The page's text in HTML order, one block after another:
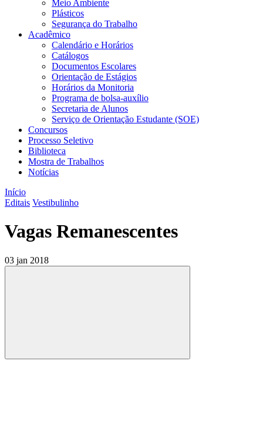
Meio Ambiente
Plásticos
Segurança do Trabalho
Acadêmico
Calendário e Horários
Catálogos
Documentos Escolares
Orientação de Estágios
Horários da Monitoria
Programa de bolsa-auxílio
Secretaria de Alunos
Serviço de Orientação Estudante (SOE)
Concursos
Processo Seletivo
Biblioteca
Mostra de Trabalhos
Notícias
Início
Editais Vestibulinho
Vagas Remanescentes
03 jan 2018
Compartilhar